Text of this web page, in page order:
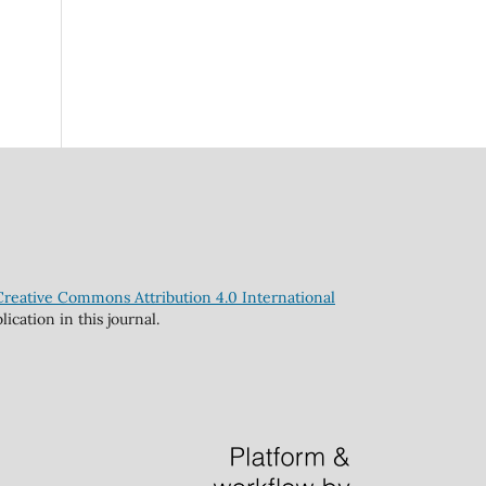
Commons Attribution 4.0 International
in this journal.